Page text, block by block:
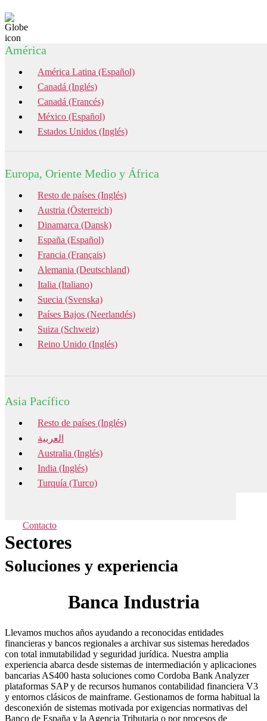
América
América Latina (Español)
Canadá (Inglés)
Canadá (Francés)
México (Español)
Estados Unidos (Inglés)
Europa, Oriente Medio y África
Resto de países (Inglés)
Austria (Österreich)
Dinamarca (Dansk)
España (Español)
Francia (Français)
Alemania (Deutschland)
Italia (Italiano)
Suecia (Svenska)
Países Bajos (Neerlandés)
Suiza (Schweiz)
Reino Unido (Inglés)
Asia Pacífico
Resto de países (Inglés)
العربية
Australia (Inglés)
India (Inglés)
Turquía (Turco)
Contacto
Sectores
Soluciones y experiencia
Banca Industria
Llevamos muchos años ayudando a reconocidas entidades
financieras y bancos regionales a archivar sus sistemas heredados
con total inmutabilidad y seguridad jurídica. Nuestra amplia
experiencia abarca desde sistemas de intermediación y aplicaciones
bancarias AS400 hasta soluciones como Cordoba Bank Analyzer
plataformas SAP y de recursos humanos contabilidad financiera V3
y entornos clásicos de mainframe. Gestionamos de forma habitual la
desconexión de sistemas motivada por exigencias normativas del
Banco de España y la Agencia Tributaria o por procesos de